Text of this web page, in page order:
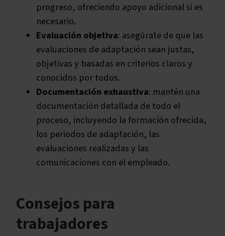
progreso, ofreciendo apoyo adicional si es
necesario.
Evaluación objetiva: asegúrate de que las
evaluaciones de adaptación sean justas,
objetivas y basadas en criterios claros y
conocidos por todos.
Documentación exhaustiva: mantén una
documentación detallada de todo el
proceso, incluyendo la formación ofrecida,
los periodos de adaptación, las
evaluaciones realizadas y las
comunicaciones con el empleado.
Consejos para
trabajadores